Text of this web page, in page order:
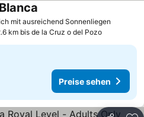
mit ausreichend Sonnenliegen
km bis de la Cruz o del Pozo
Preise sehen